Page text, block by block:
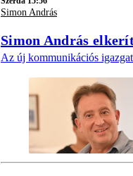
Simon András
Simon András
Az új kommunikációs